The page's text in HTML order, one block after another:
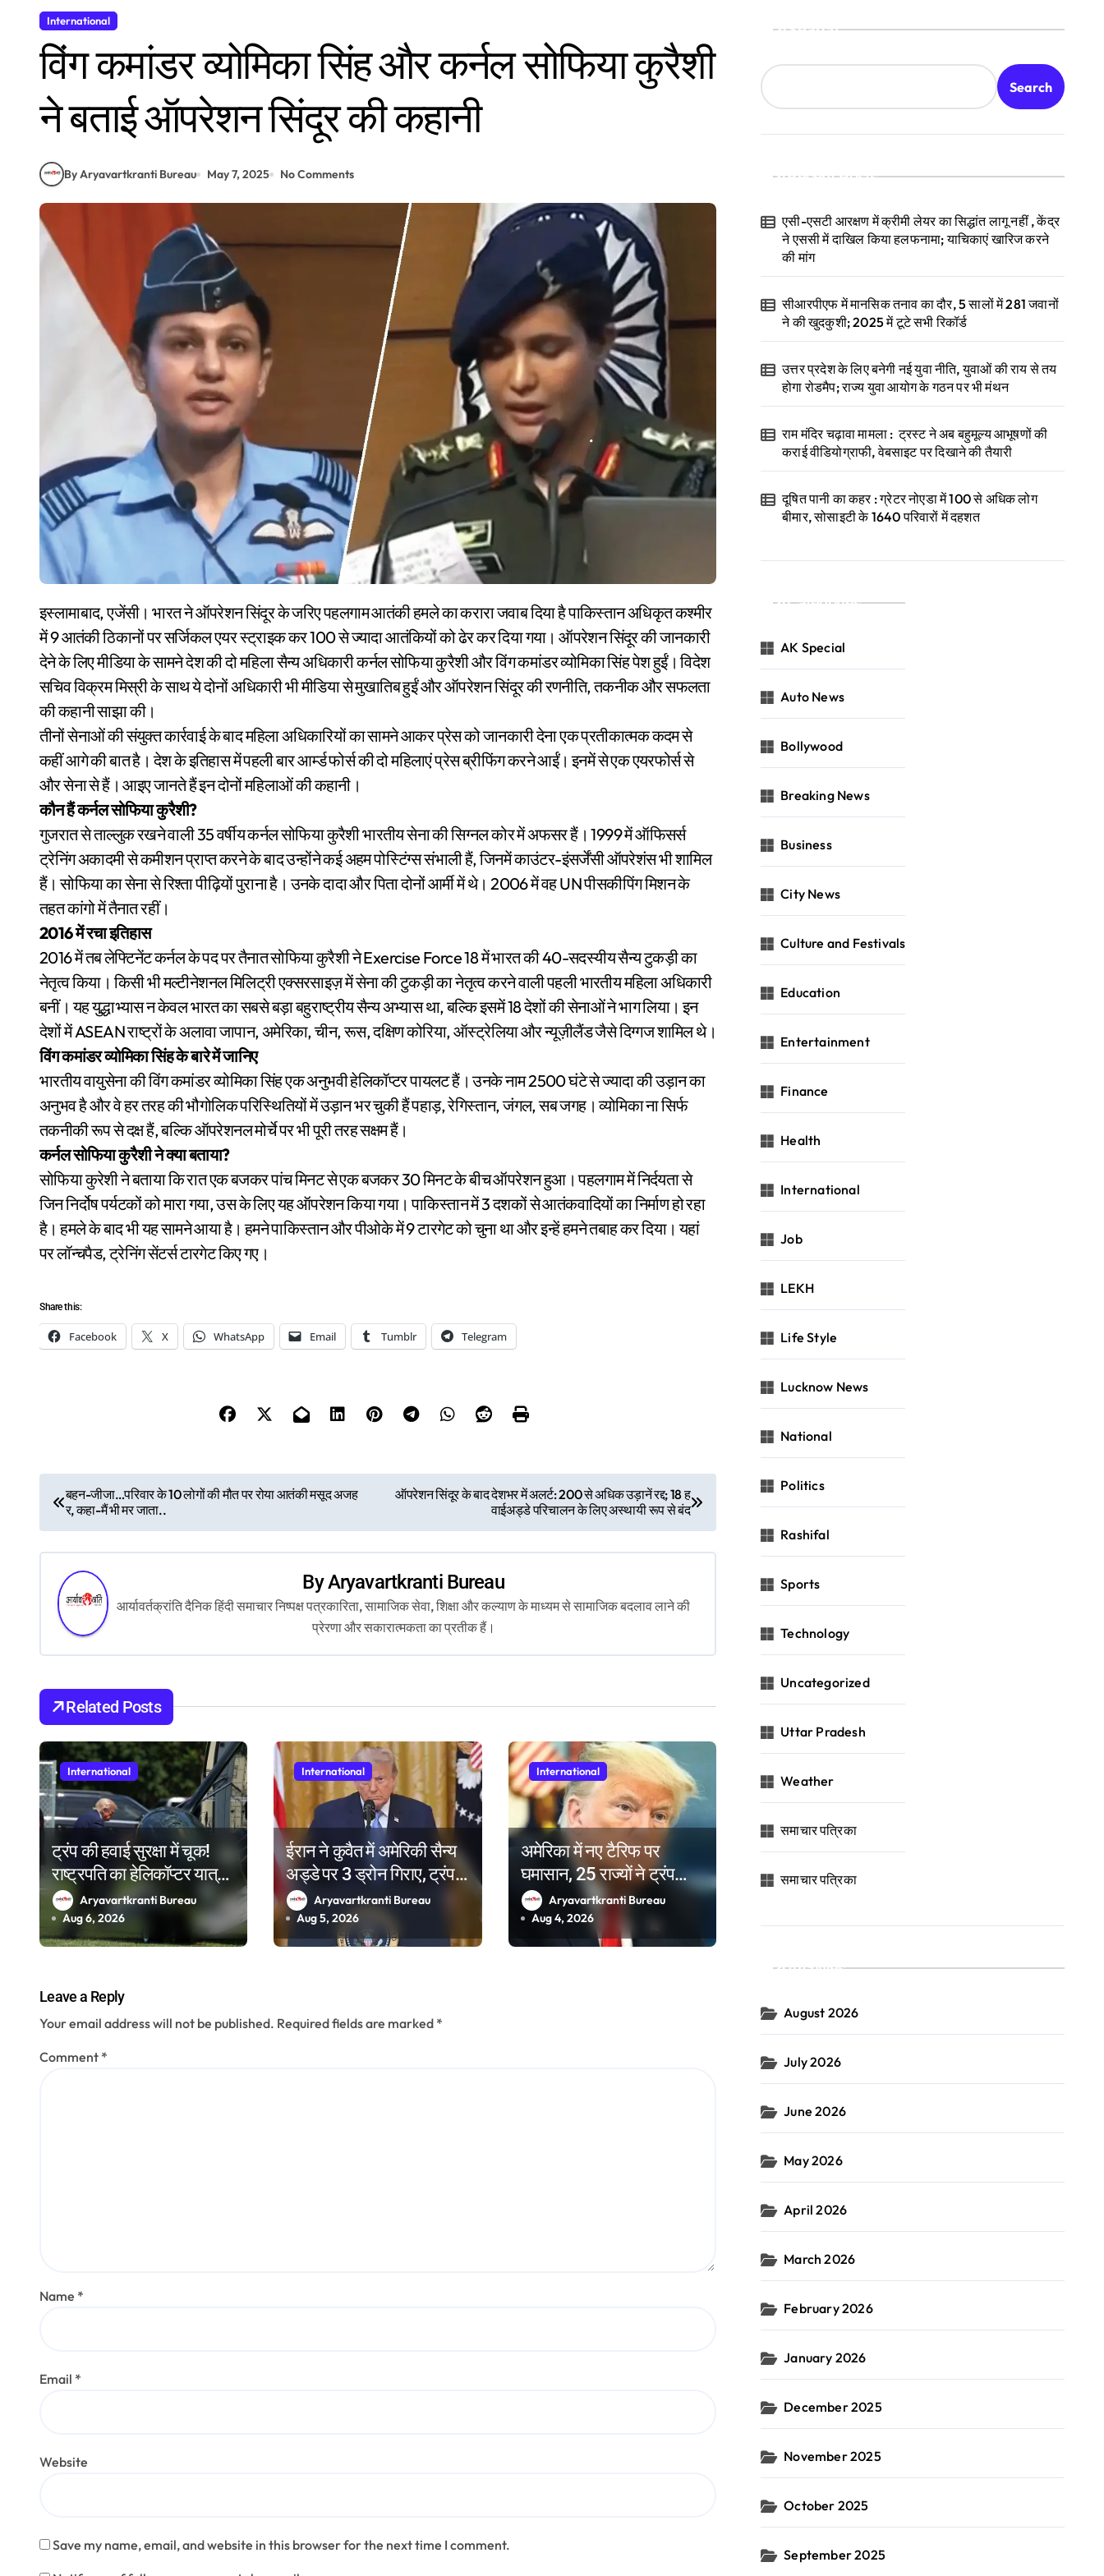
International
विंग कमांडर व्योमिका सिंह और कर्नल सोफिया कुरैशी
ने बताई ऑपरेशन सिंदूर की कहानी
By Aryavartkranti Bureau May 7, 2025 No Comments
इस्लामाबाद, एजेंसी। भारत ने ऑपरेशन सिंदूर के जरिए पहलगाम आतंकी हमले का करारा जवाब दिया है पाकिस्तान अधिकृत कश्मीर
में 9 आतंकी ठिकानों पर सर्जिकल एयर स्ट्राइक कर 100 से ज्यादा आतंकियों को ढेर कर दिया गया। ऑपरेशन सिंदूर की जानकारी
देने के लिए मीडिया के सामने देश की दो महिला सैन्य अधिकारी कर्नल सोफिया कुरैशी और विंग कमांडर व्योमिका सिंह पेश हुईं। विदेश
सचिव विक्रम मिस्री के साथ ये दोनों अधिकारी भी मीडिया से मुखातिब हुईं और ऑपरेशन सिंदूर की रणनीति, तकनीक और सफलता
की कहानी साझा की।
तीनों सेनाओं की संयुक्त कार्रवाई के बाद महिला अधिकारियों का सामने आकर प्रेस को जानकारी देना एक प्रतीकात्मक कदम से
कहीं आगे की बात है। देश के इतिहास में पहली बार आर्म्ड फोर्स की दो महिलाएं प्रेस ब्रीफिंग करने आईं। इनमें से एक एयरफोर्स से
और सेना से हैं। आइए जानते हैं इन दोनों महिलाओं की कहानी।
कौन हैं कर्नल सोफिया कुरैशी?
गुजरात से ताल्लुक रखने वाली 35 वर्षीय कर्नल सोफिया कुरैशी भारतीय सेना की सिग्नल कोर में अफसर हैं। 1999 में ऑफिसर्स
ट्रेनिंग अकादमी से कमीशन प्राप्त करने के बाद उन्होंने कई अहम पोस्टिंग्स संभाली हैं, जिनमें काउंटर-इंसर्जेंसी ऑपरेशंस भी शामिल
हैं। सोफिया का सेना से रिश्ता पीढ़ियों पुराना है। उनके दादा और पिता दोनों आर्मी में थे। 2006 में वह UN पीसकीपिंग मिशन के
तहत कांगो में तैनात रहीं।
2016 में रचा इतिहास
2016 में तब लेफ्टिनेंट कर्नल के पद पर तैनात सोफिया कुरैशी ने Exercise Force 18 में भारत की 40-सदस्यीय सैन्य टुकड़ी का
नेतृत्व किया। किसी भी मल्टीनेशनल मिलिट्री एक्सरसाइज़ में सेना की टुकड़ी का नेतृत्व करने वाली पहली भारतीय महिला अधिकारी
बनीं। यह युद्धाभ्यास न केवल भारत का सबसे बड़ा बहुराष्ट्रीय सैन्य अभ्यास था, बल्कि इसमें 18 देशों की सेनाओं ने भाग लिया। इन
देशों में ASEAN राष्ट्रों के अलावा जापान, अमेरिका, चीन, रूस, दक्षिण कोरिया, ऑस्ट्रेलिया और न्यूज़ीलैंड जैसे दिग्गज शामिल थे।
विंग कमांडर व्योमिका सिंह के बारे में जानिए
भारतीय वायुसेना की विंग कमांडर व्योमिका सिंह एक अनुभवी हेलिकॉप्टर पायलट हैं। उनके नाम 2500 घंटे से ज्यादा की उड़ान का
अनुभव है और वे हर तरह की भौगोलिक परिस्थितियों में उड़ान भर चुकी हैं पहाड़, रेगिस्तान, जंगल, सब जगह। व्योमिका ना सिर्फ
तकनीकी रूप से दक्ष हैं, बल्कि ऑपरेशनल मोर्चे पर भी पूरी तरह सक्षम हैं।
कर्नल सोफिया कुरैशी ने क्या बताया?
सोफिया कुरेशी ने बताया कि रात एक बजकर पांच मिनट से एक बजकर 30 मिनट के बीच ऑपरेशन हुआ। पहलगाम में निर्दयता से
जिन निर्दोष पर्यटकों को मारा गया, उस के लिए यह ऑपरेशन किया गया। पाकिस्तान में 3 दशकों से आतंकवादियों का निर्माण हो रहा
है। हमले के बाद भी यह सामने आया है। हमने पाकिस्तान और पीओके में 9 टारगेट को चुना था और इन्हें हमने तबाह कर दिया। यहां
पर लॉन्चपैड, ट्रेनिंग सेंटर्स टारगेट किए गए।
Share this:
Facebook X WhatsApp Email Tumblr Telegram
o
s
a
v
i
g
a
t
i
o
n
बहन-जीजा…परिवार के 10 लोगों की मौत पर रोया आतंकी मसूद अजह
र, कहा-मैं भी मर जाता..
ऑपरेशन सिंदूर के बाद देशभर में अलर्ट: 200 से अधिक उड़ानें रद्द; 18 ह
वाईअड्डे परिचालन के लिए अस्थायी रूप से बंद
ByAryavartkranti Bureau
आर्यावर्तक्रांति दैनिक हिंदी समाचार निष्पक्ष पत्रकारिता, सामाजिक सेवा, शिक्षा और कल्याण के माध्यम से सामाजिक बदलाव लाने की
प्रेरणा और सकारात्मकता का प्रतीक हैं।
Related Posts
International
ट्रंप की हवाई सुरक्षा में चूक!
राष्ट्रपति का हेलिकॉप्टर यात्री
विमान के बेहद करीब पहुंचा,
FAA ने शुरू की जांच
Aryavartkranti Bureau
Aug 6, 2026
International
ईरान ने कुवैत में अमेरिकी सैन्य
अड्डे पर 3 ड्रोन गिराए, ट्रंप
की चेतावनी-आखिरी मौका
Aryavartkranti Bureau
Aug 5, 2026
International
अमेरिका में नए टैरिफ पर
घमासान, 25 राज्यों ने ट्रंप
प्रशासन के खिलाफ अदालत
का दरवाजा खटखटाया
Aryavartkranti Bureau
Aug 4, 2026
Leave a Reply
Your email address will not be published. Required fields are marked *
Comment *
Name *
Email *
Website
Save my name, email, and website in this browser for the next time I comment.
Search
Search
Recent Posts
एसी-एसटी आरक्षण में क्रीमी लेयर का सिद्धांत लागू नहीं , केंद्र
ने एससी में दाखिल किया हलफनामा; याचिकाएं खारिज करने
की मांग
सीआरपीएफ में मानसिक तनाव का दौर, 5 सालों में 281 जवानों
ने की खुदकुशी; 2025 में टूटे सभी रिकॉर्ड
उत्तर प्रदेश के लिए बनेगी नई युवा नीति, युवाओं की राय से तय
होगा रोडमैप; राज्य युवा आयोग के गठन पर भी मंथन
राम मंदिर चढ़ावा मामला : ट्रस्ट ने अब बहुमूल्य आभूषणों की
कराई वीडियोग्राफी, वेबसाइट पर दिखाने की तैयारी
दूषित पानी का कहर : ग्रेटर नोएडा में 100 से अधिक लोग
बीमार, सोसाइटी के 1640 परिवारों में दहशत
Categories
AK Special
Auto News
Bollywood
Breaking News
Business
City News
Culture and Festivals
Education
Entertainment
Finance
Health
International
Job
LEKH
Life Style
Lucknow News
National
Politics
Rashifal
Sports
Technology
Uncategorized
Uttar Pradesh
Weather
समाचार पत्रिका
समाचार पत्रिका
Archives
August 2026
July 2026
June 2026
May 2026
April 2026
March 2026
February 2026
January 2026
December 2025
November 2025
October 2025
September 2025